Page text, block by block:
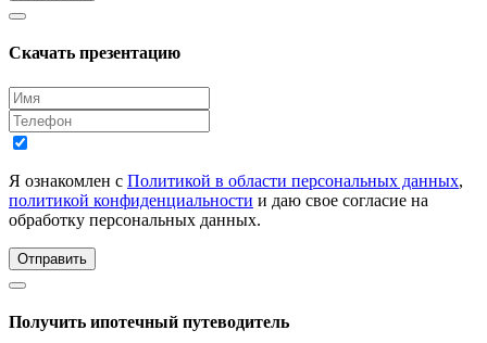
Скачать презентацию
Я ознакомлен с Политикой в области персональных данных,
политикой конфиденциальности и даю свое согласие на
обработку персональных данных.
Отправить
Получить ипотечный путеводитель